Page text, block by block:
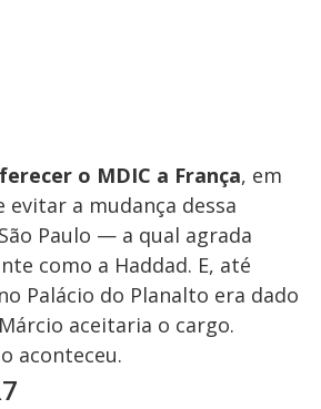
o MDIC a França, em
a mudança dessa
Paulo — a qual agrada
como a Haddad. E, até
Palácio do Planalto era dado
aceitaria o cargo.
aconteceu.